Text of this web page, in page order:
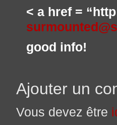
< a href =
good info!
Ajouter un
Vous devez être